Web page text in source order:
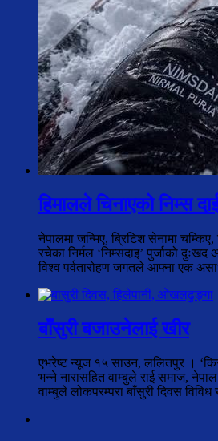
हिमालले चिनाएको निम्स
नेपालमा जन्मिए, ब्रिटिश सेनामा चम्किए,
रचेका निर्मल ‘निम्सदाइ’ पुर्जाको
विश्व पर्वतारोहण जगतले आफ्ना एक
बाँसुरी बजाउनेलाई खीर
एभरेष्ट न्यूज १५ साउन, ललितपुर ।
भन्ने नारासहित वाम्बुले राई समाज,
वाम्बुले लोकपरम्परा बाँसुरी दिवस